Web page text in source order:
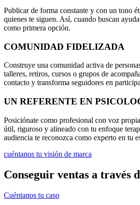
Publicar de forma constante y con un tono
quienes te siguen. Así, cuando buscan
como primera opción.
COMUNIDAD FIDELIZADA
Construye una comunidad activa de
talleres, retiros, cursos o grupos de
contacto y transforma seguidores en
UN REFERENTE EN
Posiciónate como profesional con voz
útil, riguroso y alineado con tu enfoque
audiencia te reconozca como experto en tu
cuéntanos tu visión de marca
Conseguir ventas a través
Cuéntanos tu caso